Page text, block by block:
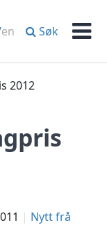
en Søk
2012
Nytt frå